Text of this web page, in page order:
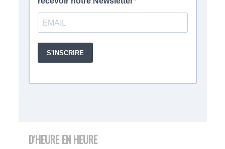
D'HEURE EN HEURE